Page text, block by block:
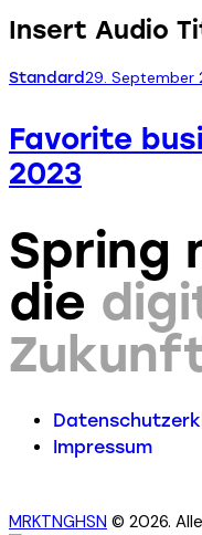
Insert Audio
Standard29. September
Favorite
2023
Spring
die
Impressum
MRKTNGHSN © 2026.